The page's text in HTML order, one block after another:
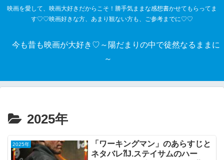
映画を愛して、映画大好きだからこそ！勝手気ままな感想書かせてもらってま
す♡♡映画好きな方、あまり観ない方も、ご参考までに♡♡
今も昔も映画が大好き♡～陽だまりの中で徒然なるままに
～
2025年
2025年
「ワーキングマン」のあらすじと
ネタバレ⁈J.ステイサムのハー